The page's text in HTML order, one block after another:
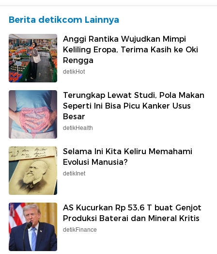
Berita detikcom Lainnya
Anggi Rantika Wujudkan Mimpi
Keliling Eropa, Terima Kasih ke Oki
Rengga
detikHot
Terungkap Lewat Studi, Pola Makan
Seperti Ini Bisa Picu Kanker Usus
Besar
detikHealth
Selama Ini Kita Keliru Memahami
Evolusi Manusia?
detikInet
AS Kucurkan Rp 53,6 T buat Genjot
Produksi Baterai dan Mineral Kritis
detikFinance